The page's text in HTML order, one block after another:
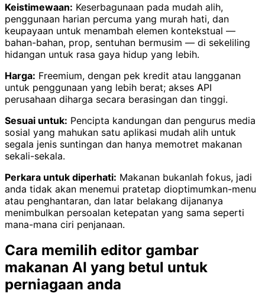
Keistimewaan: Keserbagunaan pada mudah alih,
penggunaan harian percuma yang murah hati, dan
keupayaan untuk menambah elemen kontekstual —
bahan-bahan, prop, sentuhan bermusim — di sekeliling
hidangan untuk rasa gaya hidup yang lebih.
Harga: Freemium, dengan pek kredit atau langganan
untuk penggunaan yang lebih berat; akses API
perusahaan diharga secara berasingan dan tinggi.
Sesuai untuk: Pencipta kandungan dan pengurus media
sosial yang mahukan satu aplikasi mudah alih untuk
segala jenis suntingan dan hanya memotret makanan
sekali-sekala.
Perkara untuk diperhati: Makanan bukanlah fokus, jadi
anda tidak akan menemui pratetap dioptimumkan-menu
atau penghantaran, dan latar belakang dijananya
menimbulkan persoalan ketepatan yang sama seperti
mana-mana ciri penjanaan.
Cara memilih editor gambar
makanan AI yang betul untuk
perniagaan anda